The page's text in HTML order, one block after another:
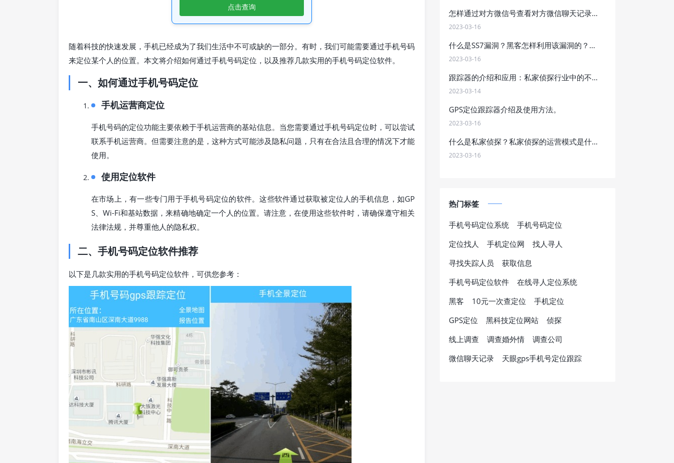
点击查询
随着科技的快速发展，手机已经成为了我们生活中不可或缺的一部分。有时，我们可能需要通过手机号码
来定位某个人的位置。本文将介绍如何通过手机号码定位，以及推荐几款实用的手机号码定位软件。
一、如何通过手机号码定位
手机运营商定位
手机号码的定位功能主要依赖于手机运营商的基站信息。当您需要通过手机号码定位时，可以尝试
联系手机运营商。但需要注意的是，这种方式可能涉及隐私问题，只有在合法且合理的情况下才能
使用。
使用定位软件
在市场上，有一些专门用于手机号码定位的软件。这些软件通过获取被定位人的手机信息，如GP
S、Wi-Fi和基站数据，来精确地确定一个人的位置。请注意，在使用这些软件时，请确保遵守相关
法律法规，并尊重他人的隐私权。
二、手机号码定位软件推荐
以下是几款实用的手机号码定位软件，可供您参考：
怎样通过对方微信号查看对方微信聊天记录？
2023-03-16
什么是SS7漏洞？黑客怎样利用该漏洞的？他的危害是什么？
2023-03-16
跟踪器的介绍和应用：私家侦探行业中的不可或缺工具，如何合法合规地应用跟踪器进行调查工作？
2023-03-14
GPS定位跟踪器介绍及使用方法。
2023-03-16
什么是私家侦探？私家侦探的运营模式是什么？怎样找私家侦探？
2023-03-16
热门标签
手机号码定位系统
手机号码定位
定位找人
手机定位网
找人寻人
寻找失踪人员
获取信息
手机号码定位软件
在线寻人定位系统
黑客
10元一次查定位
手机定位
GPS定位
黑科技定位网站
侦探
线上调查
调查婚外情
调查公司
微信聊天记录
天眼gps手机号定位跟踪